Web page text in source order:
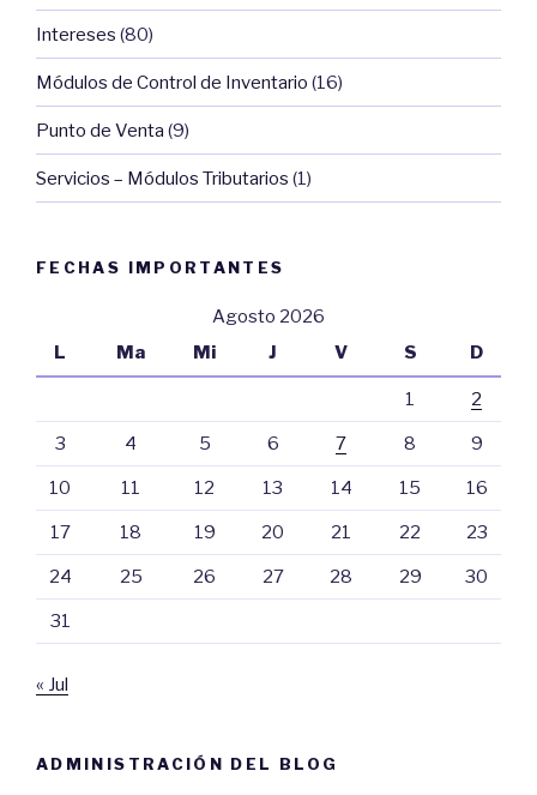
Intereses (80)
Módulos de Control de Inventario (16)
Punto de Venta (9)
Servicios – Módulos Tributarios (1)
FECHAS IMPORTANTES
Agosto 2026
L
Ma Mi J V S D
1 2
3 4 5 6 7 8 9
10 11 12 13 14 15 16
17 18 19 20 21 22 23
24 25 26 27 28 29 30
31
« Jul
ADMINISTRACIÓN DEL BLOG